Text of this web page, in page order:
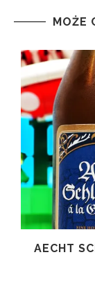
MOŻE
AECHT